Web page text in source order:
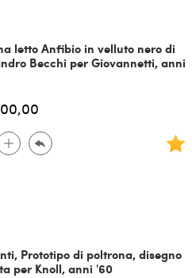
letto Anfibio in velluto nero di
Becchi per Giovannetti, anni
Prototipo di poltrona, disegno
per Knoll, anni '60